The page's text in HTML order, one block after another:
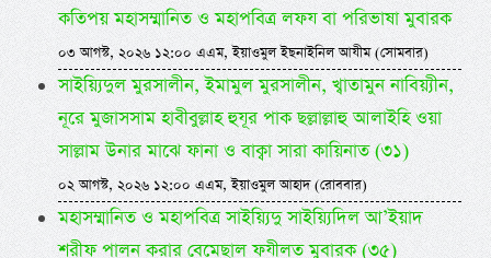
কতিপয় মহাসম্মানিত ও মহাপবিত্র লফয বা পরিভাষা মুবারক
০৩ আগস্ট, ২০২৬ ১২:০০ এএম, ইয়াওমুল ইছনাইনিল আযীম (সোমবার)
সাইয়্যিদুল মুরসালীন, ইমামুল মুরসালীন, খ্বাতামুন নাবিয়্যীন,
নূরে মুজাসসাম হাবীবুল্লাহ হুযূর পাক ছল্লাল্লাহু আলাইহি ওয়া
সাল্লাম উনার মাঝে ফানা ও বাক্বা সারা কায়িনাত (৩১)
০২ আগস্ট, ২০২৬ ১২:০০ এএম, ইয়াওমুল আহাদ (রোববার)
মহাসম্মানিত ও মহাপবিত্র সাইয়্যিদু সাইয়্যিদিল আ’ইয়াদ
শরীফ পালন করার বেমেছাল ফযীলত মুবারক (৩৫)